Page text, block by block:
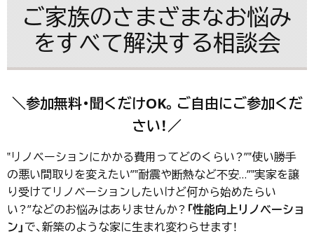
ご家族のさまざまなお悩み
をすべて解決する相談会
＼参加無料・聞くだけOK。ご自由にご参加くだ
さい！／
‟リノベーションにかかる費用ってどのくらい？”‟使い勝手
の悪い間取りを変えたい”‟耐震や断熱など不安…”‟実家を譲
り受けてリノベーションしたいけど何から始めたらい
い？”などのお悩みはありませんか？ 「性能向上リノベーショ
ン」で、新築のような家に生まれ変わらせます！